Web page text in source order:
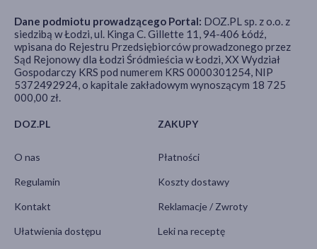
DOZ.PL
O nas
Regulamin
Kontakt
Ułatwienia dostępu
ZAKUPY
Płatności
Koszty dostawy
Reklamacje / Zwroty
Leki na receptę
Dane podmiotu prowadzącego Portal: DOZ.PL sp. z o.o. z
siedzibą w Łodzi, ul. Kinga C. Gillette 11, 94-406 Łódź,
wpisana do Rejestru Przedsiębiorców prowadzonego przez
Sąd Rejonowy dla Łodzi Śródmieścia w Łodzi, XX Wydział
Gospodarczy KRS pod numerem KRS 0000301254, NIP
5372492924, o kapitale zakładowym wynoszącym 18 725
000,00 zł.